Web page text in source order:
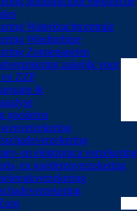
Waterkrachtcentrale
Windturbine
Zonnepanelen
zakelijk voor
en ZZP
&
goederen
en elektronica verzekering
en goederenverzekering